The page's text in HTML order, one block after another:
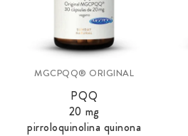
MGCPQQ® ORIGINAL
PQQ
20 mg
pirroloquinolina quinona